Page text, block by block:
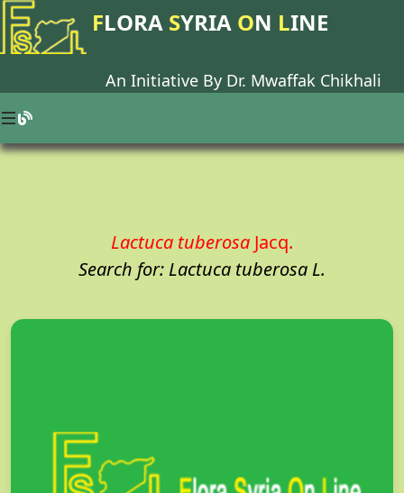
FLORA SYRIA ON LINE
An Initiative By Dr. Mwaffak Chikhali
Lactuca tuberosa Jacq.
Search for: Lactuca tuberosa L.